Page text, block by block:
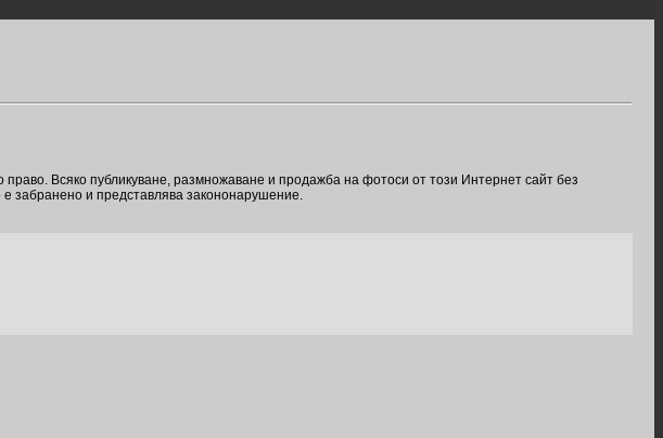
Всяко публикуване, размножаване и продажба на фотоси от този Интернет сайт без
забранено и представлява закононарушение.